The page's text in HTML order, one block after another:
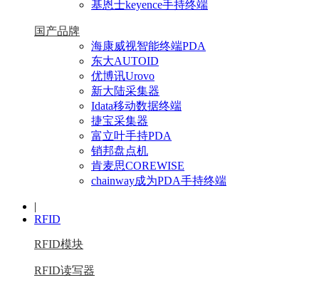
基恩士keyence手持终端
国产品牌
海康威视智能终端PDA
东大AUTOID
优博讯Urovo
新大陆采集器
Idata移动数据终端
捷宝采集器
富立叶手持PDA
销邦盘点机
肯麦思COREWISE
chainway成为PDA手持终端
|
RFID
RFID模块
RFID读写器